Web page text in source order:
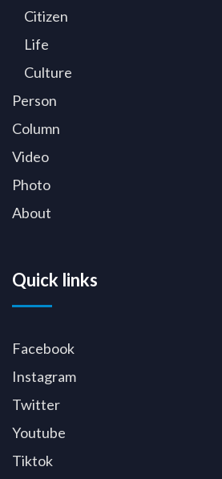
Citizen
Life
Culture
Person
Column
Video
Photo
About
Quick links
Facebook
Instagram
Twitter
Youtube
Tiktok